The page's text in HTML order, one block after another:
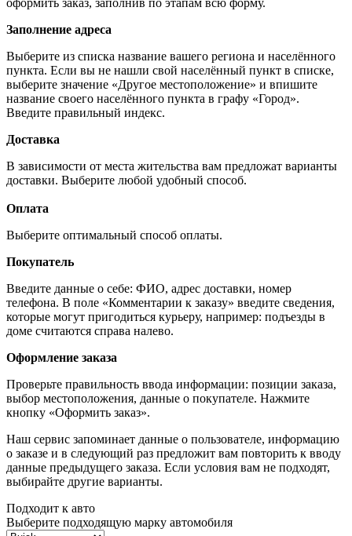
оформить заказ, заполнив по этапам всю форму.
Заполнение адреса
Выберите из списка название вашего региона и населённого
пункта. Если вы не нашли свой населённый пункт в списке,
выберите значение «Другое местоположение» и впишите
название своего населённого пункта в графу «Город».
Введите правильный индекс.
Доставка
В зависимости от места жительства вам предложат варианты
доставки. Выберите любой удобный способ.
Оплата
Выберите оптимальный способ оплаты.
Покупатель
Введите данные о себе: ФИО, адрес доставки, номер
телефона. В поле «Комментарии к заказу» введите сведения,
которые могут пригодиться курьеру, например: подъезды в
доме считаются справа налево.
Оформление заказа
Проверьте правильность ввода информации: позиции заказа,
выбор местоположения, данные о покупателе. Нажмите
кнопку «Оформить заказ».
Наш сервис запоминает данные о пользователе, информацию
о заказе и в следующий раз предложит вам повторить к вводу
данные предыдущего заказа. Если условия вам не подходят,
выбирайте другие варианты.
Подходит к авто
Выберите подходящую марку автомобиля